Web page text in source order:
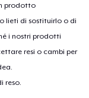
prodotto
lieti di sostituirlo o di
i nostri prodotti
resi o cambi per
reso.